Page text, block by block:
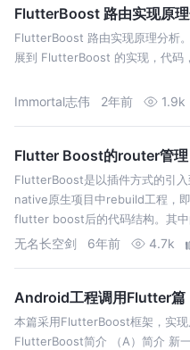
FlutterBoost 路由实现原
FlutterBoost 路由实现原理分析
展到 FlutterBoost 的实现，代码
Immortal志伟 2年前 1.9k
Flutter Boost的router管理
FlutterBoost是以插件方式的引
native原生项目中rebuild工程，
flutter boost后的代码结构。其
才显示的，如果没有引入地图…
无名长空剑 6年前 4.7k
Android工程调用Flutter篇
本篇采用FlutterBoost框架，实现
FlutterBoost简介 （A）简介 新